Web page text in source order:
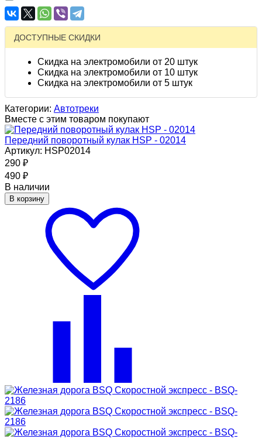
ДОСТУПНЫЕ СКИДКИ
Скидка на электромобили от 20 штук
Скидка на электромобили от 10 штук
Скидка на электромобили от 5 штук
Категории: Автотреки
Вместе с этим товаром покупают
Передний поворотный кулак HSP - 02014
Артикул: HSP02014
290 ₽
490 ₽
В наличии
В корзину